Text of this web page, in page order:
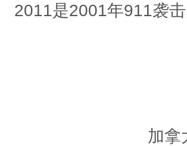
2011是2001年911袭
加拿